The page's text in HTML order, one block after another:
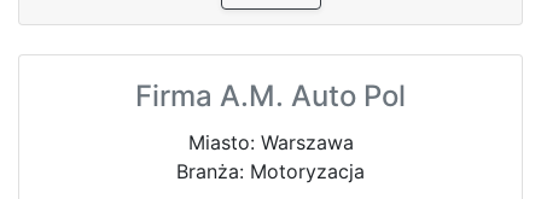
Firma A.M. Auto Pol
Miasto: Warszawa
Branża: Motoryzacja